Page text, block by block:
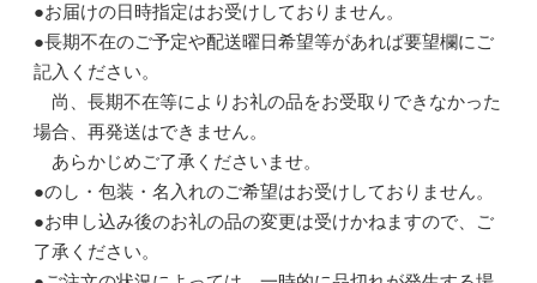
●お届けの日時指定はお受けしておりません。
●長期不在のご予定や配送曜日希望等があれば要望欄にご
記入ください。
尚、長期不在等によりお礼の品をお受取りできなかった
場合、再発送はできません。
あらかじめご了承くださいませ。
●のし・包装・名入れのご希望はお受けしておりません。
●お申し込み後のお礼の品の変更は受けかねますので、ご
了承ください。